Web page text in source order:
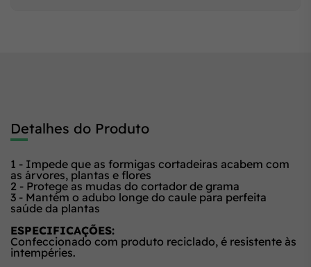
Detalhes do Produto
1 - Impede que as formigas cortadeiras acabem com
as árvores, plantas e flores
2 - Protege as mudas do cortador de grama
3 - Mantém o adubo longe do caule para perfeita
saúde da plantas
ESPECIFICAÇÕES:
Confeccionado com produto reciclado, é resistente às
intempéries.